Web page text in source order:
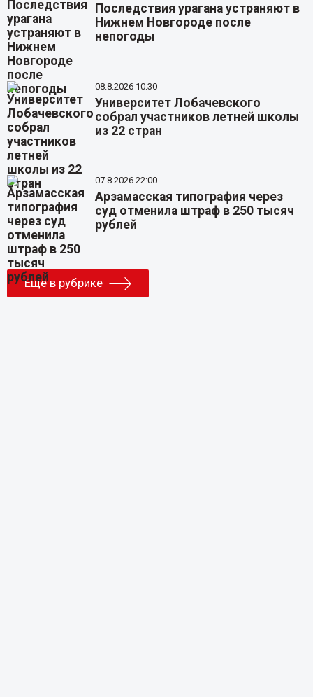
Последствия урагана устраняют в
Нижнем Новгороде после
непогоды
08.8.2026 10:30
Университет Лобачевского
собрал участников летней школы
из 22 стран
07.8.2026 22:00
Арзамасская типография через
суд отменила штраф в 250 тысяч
рублей
Еще в рубрике